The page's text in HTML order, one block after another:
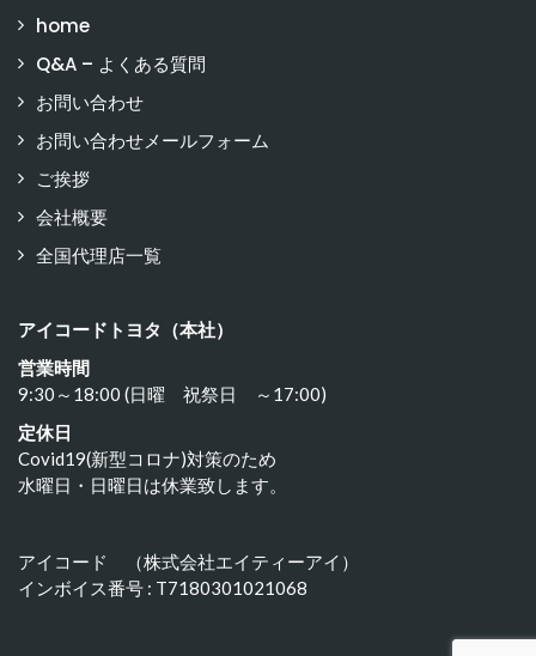
home
Q&A – よくある質問
お問い合わせ
お問い合わせメールフォーム
ご挨拶
会社概要
全国代理店一覧
アイコードトヨタ（本社）
営業時間
9:30～18:00 (日曜 祝祭日 ～17:00)
定休日
Covid19(新型コロナ)対策のため
水曜日・日曜日は休業致します。
アイコード （株式会社エイティーアイ）
インボイス番号 : T7180301021068